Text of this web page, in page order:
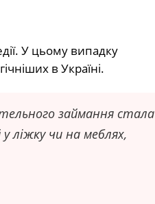
У цьому випадку
в Україні.
займання стала
ліжку чи на меблях,